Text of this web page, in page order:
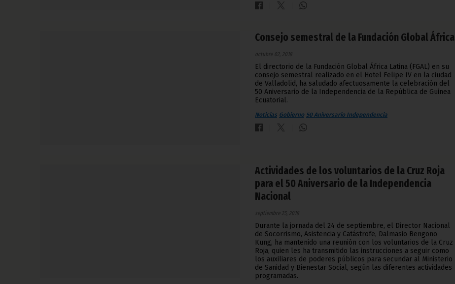
Consejo semestral de la Fundación Global África
octubre 02, 2018
El directorio de la Fundación Global África Latina (FGAL) en su
consejo semestral realizado en el Hotel Felipe IV en la ciudad
de Valladolid, ha saludado afectuosamente la celebración del
50 Aniversario de la Independencia de la República de Guinea
Ecuatorial.
Noticias Gobierno 50 Aniversario Independencia
Actividades de los voluntarios de la Cruz Roja
para el 50 Aniversario de la Independencia
Nacional
septiembre 25, 2018
Durante la jornada del 24 de septiembre, el Director Nacional
de Socorrismo, Asistencia y Catástrofe, Dalmasio Bengono
Kung, ha mantenido una reunión con los voluntarios de la Cruz
Roja, quien les ha transmitido las instrucciones a seguir como
los auxiliares de poderes públicos para secundar al Ministerio
de Sanidad y Bienestar Social, según las diferentes actividades
programadas.